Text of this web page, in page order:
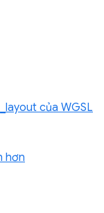
của WGSL
hơn